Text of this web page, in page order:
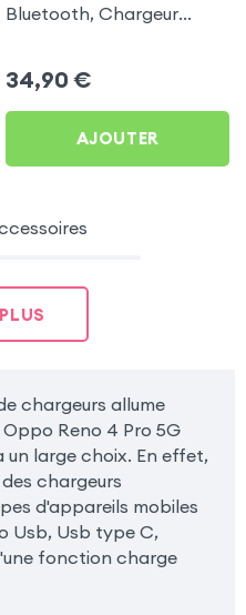
Bluetooth, Chargeur
34,90 €
AJOUTER
chargeurs allume
Reno 4 Pro 5G
large choix. En effet,
chargeurs
d'appareils mobiles
Usb, Usb type C,
fonction charge